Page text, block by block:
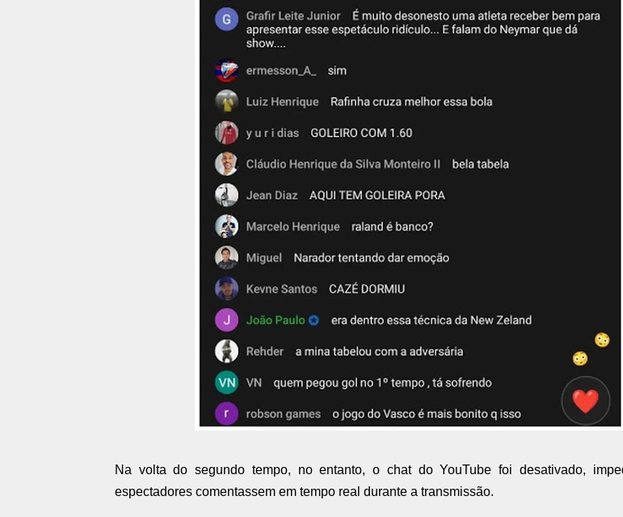
Na volta do segundo tempo, no entanto, o chat do YouTube foi desativado,
espectadores comentassem em tempo real durante a transmissão.